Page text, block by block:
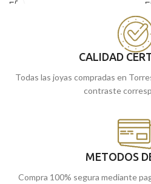
online y te la enviamos a casa.
CALIDAD
Todas las joyas compradas en
contraste
METODOS
Compra 100% segura mediante